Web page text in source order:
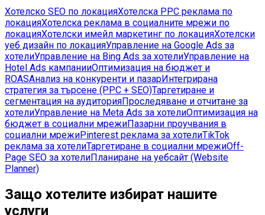
Хотелско SEO по локацияХотелска PPC реклама по
локацияХотелска реклама в социалните мрежи по
локацияХотелски имейл маркетинг по локацияХотелски
уеб дизайн по локацияУправление на Google Ads за
хотелиУправление на Bing Ads за хотелиУправление на
Hotel Ads кампанииОптимизация на бюджет и
ROASАнализ на конкуренти и пазарИнтегрирана
стратегия за търсене (PPC + SEO)Таргетиране и
сегментация на аудиторияПроследяване и отчитане за
хотелиУправление на Meta Ads за хотелиОптимизация на
бюджет в социални мрежиПазарни проучвания в
социални мрежиPinterest реклама за хотелиTikTok
реклама за хотелиТаргетиране в социални мрежиOff-
Page SEO за хотелиПланиране на уебсайт (Website
Planner)
Защо хотелите избират нашите
услуги